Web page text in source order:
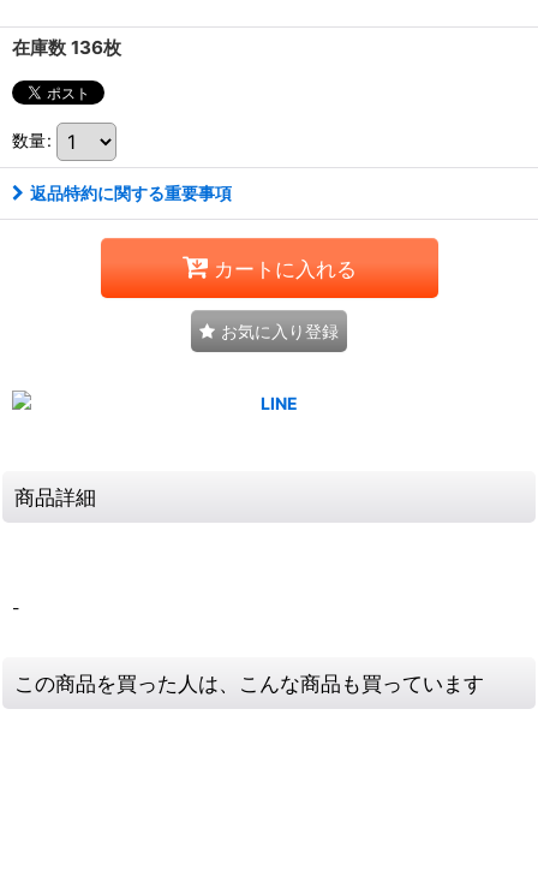
在庫数 136枚
数量:
返品特約に関する重要事項
カートに入れる
お気に入り登録
商品詳細
-
この商品を買った人は、こんな商品も買っています